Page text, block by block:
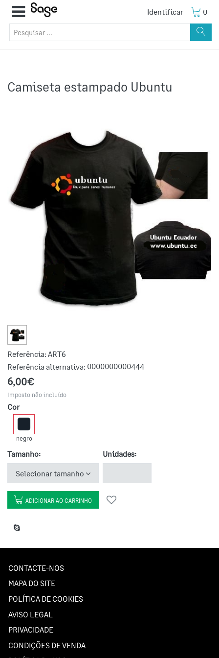
Identificar 0
Camiseta estampado Ubuntu
Referência: ART6
Referência alternativa: 0000000000444
6,00€
Imposto não incluído
Cor
negro
Tamanho:
Selecionar tamanho
Unidades:
ADICIONAR AO CARRINHO
CONTACTE-NOS
MAPA DO SITE
POLÍTICA DE COOKIES
AVISO LEGAL
PRIVACIDADE
CONDIÇÕES DE VENDA